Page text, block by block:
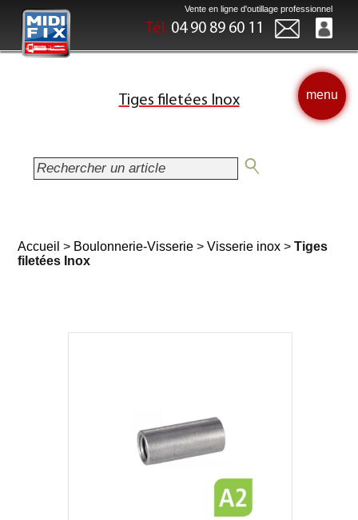
Vente en ligne d'outillage professionnel
Tél. 04 90 89 60 11
menu
Tiges filetées Inox
Accueil > Boulonnerie-Visserie >Visserie inox >Tiges
filetées Inox